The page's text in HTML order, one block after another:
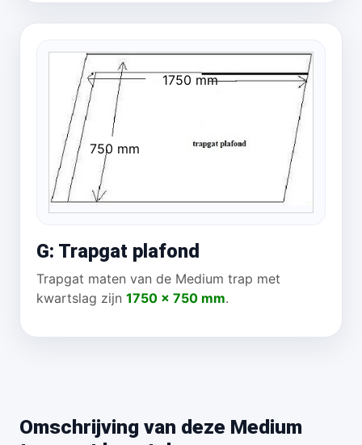
1750 mm
750 mm
G: Trapgat plafond
Trapgat maten van de Medium trap met
kwartslag zijn 1750 x 750 mm.
Omschrijving van deze Medium